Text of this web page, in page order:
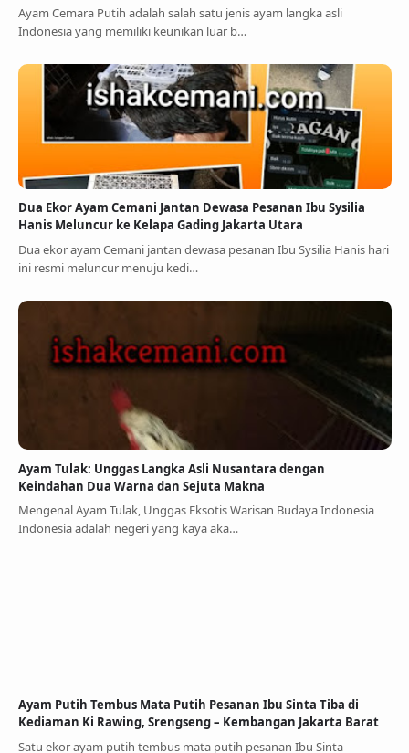
Ayam Cemara Putih adalah salah satu jenis ayam langka asli
Indonesia yang memiliki keunikan luar b…
Dua Ekor Ayam Cemani Jantan Dewasa Pesanan Ibu Sysilia
Hanis Meluncur ke Kelapa Gading Jakarta Utara
Dua ekor ayam Cemani jantan dewasa pesanan Ibu Sysilia Hanis hari
ini resmi meluncur menuju kedi…
Ayam Tulak: Unggas Langka Asli Nusantara dengan
Keindahan Dua Warna dan Sejuta Makna
Mengenal Ayam Tulak, Unggas Eksotis Warisan Budaya Indonesia
Indonesia adalah negeri yang kaya aka…
Ayam Putih Tembus Mata Putih Pesanan Ibu Sinta Tiba di
Kediaman Ki Rawing, Srengseng – Kembangan Jakarta Barat
Satu ekor ayam putih tembus mata putih pesanan Ibu Sinta